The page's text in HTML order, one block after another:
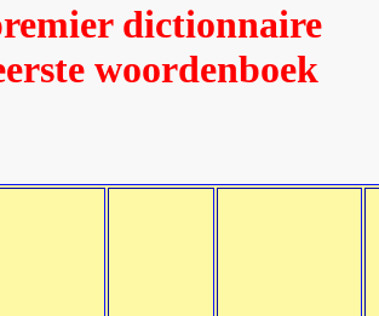
dictionnaire
woordenboek